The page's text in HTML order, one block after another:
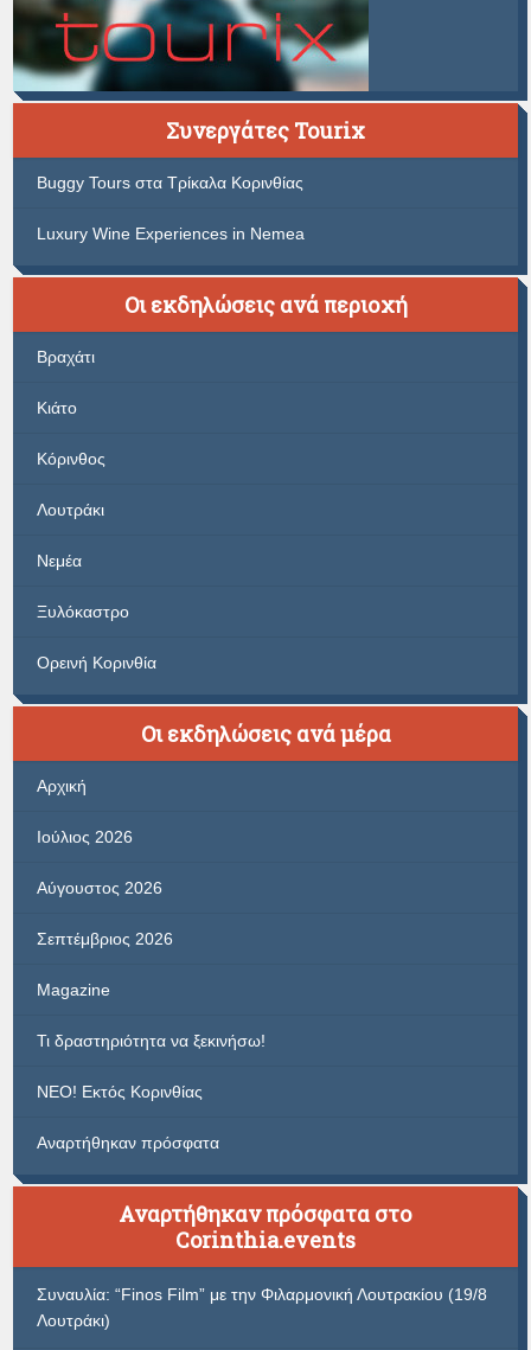
Συνεργάτες Tourix
Buggy Tours στα Τρίκαλα Κορινθίας
Luxury Wine Experiences in Nemea
Οι εκδηλώσεις ανά περιοχή
Βραχάτι
Κιάτο
Κόρινθος
Λουτράκι
Νεμέα
Ξυλόκαστρο
Ορεινή Κορινθία
Οι εκδηλώσεις ανά μέρα
Αρχική
Ιούλιος 2026
Αύγουστος 2026
Σεπτέμβριος 2026
Magazine
Τι δραστηριότητα να ξεκινήσω!
ΝΕΟ! Εκτός Κορινθίας
Αναρτήθηκαν πρόσφατα
Αναρτήθηκαν πρόσφατα στο
Corinthia.events
Συναυλία: “Finos Film” με την Φιλαρμονική Λουτρακίου (19/8
Λουτράκι)